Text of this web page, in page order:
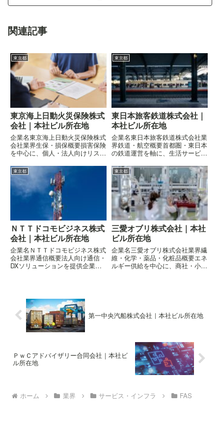
関連記事
東京都
東京海上日動火災保険株式
会社｜本社ビル所在地
企業名東京海上日動火災保険株式
会社業界生保・損保概要損害保険
を中心に、個人・法人向けリスク
在地〒100-0004 東京都千代田区
大手町二丁目6-4 常盤橋タワー
東京都
東日本旅客鉄道株式会社｜
本社ビル所在地
企業名東日本旅客鉄道株式会社業
界鉄道・航空概要首都圏・東日本
の鉄道運営を軸に、生活サービス
在地〒151-0053 東京都渋谷区
代々木二丁目2-2 JR東日本本社ビ
ル
東京都
ＮＴＴドコモビジネス株式
会社｜本社ビル所在地
企業名ＮＴＴドコモビジネス株式
会社業界通信概要法人向け通信・
DXソリューションを提供企業の
東京都
三愛オブリ株式会社｜本社
ビル所在地
企業名三愛オブリ株式会社業界繊
維・化学・薬品・化粧品概要エネ
ルギー供給を中心に、商社・小売
第一中央汽船株式会社｜本社ビル所在地
ＰｗＣアドバイザリー合同会社｜本社ビ
ル所在地
ホーム 業界 サービス・インフラ FAS